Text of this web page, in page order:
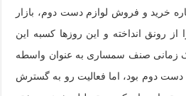
خرید و فروش لوازم دست دوم، بازار
رونق انداخته و این روزها کسبه این
زمانی صنف سمساری به عنوان واسطه
دست دوم بود، اما فعالیت رو به گسترش